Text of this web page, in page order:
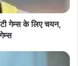
गेम्स के लिए चयन,